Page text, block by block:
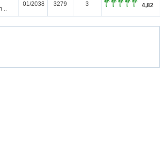
..
01/2038 3279 3 4,82